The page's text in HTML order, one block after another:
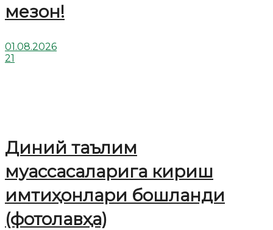
мезон!
01.08.2026
21
Диний таълим
муассасаларига кириш
имтиҳонлари бошланди
(фотолавҳа)